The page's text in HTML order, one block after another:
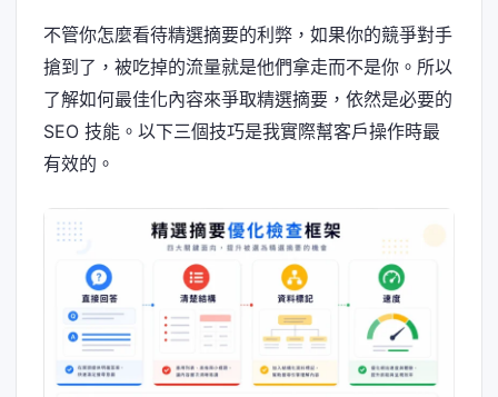
不管你怎麼看待精選摘要的利弊，如果你的競爭對手
搶到了，被吃掉的流量就是他們拿走而不是你。所以
了解如何最佳化內容來爭取精選摘要，依然是必要的
SEO 技能。以下三個技巧是我實際幫客戶操作時最
有效的。